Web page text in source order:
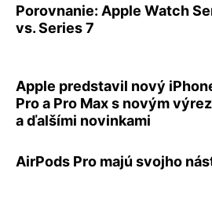
Porovnanie: Apple Watch
vs. Series 7
Apple predstavil nový
Pro a Pro Max s novým
a ďalšími novinkami
AirPods Pro majú svojho